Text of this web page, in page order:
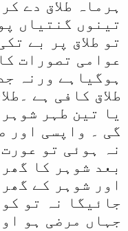
ہرماہ طلاق دے
تینوں گنتیاں
تو طلاق پر بے
عوامی تصورات
ہوگیاہے ورنہ
طلاق کافی ہے
یا تین طہر
گی ۔ واپسی اور
نہ ہوئی تو
بعد شوہر کا
اور شوہر کے
جائیگا نہ تو
جہاں مرضی ہو